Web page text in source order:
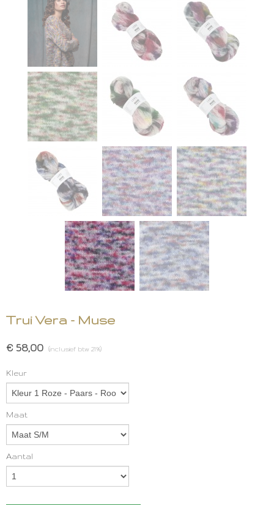
Trui Vera - Muse
€ 58,00 (inclusief btw 21%)
Kleur
Maat
Aantal